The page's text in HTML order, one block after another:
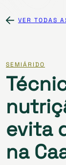
VER TODAS
SEMIÁRIDO
evita
na